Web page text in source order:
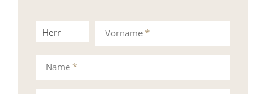
Herr Frau
Vorname *
Name *